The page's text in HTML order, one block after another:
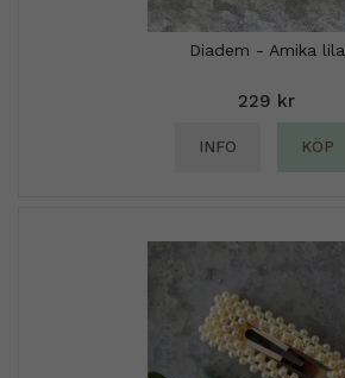
Diadem - Amika lila
229 kr
INFO KÖP